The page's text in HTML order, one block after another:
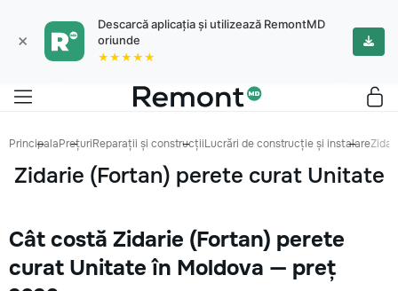
×
Descarcă aplicația și utilizează RemontMD
oriunde
★★★★★
PrincipalaPrețuriReparații și construcțiiLucrări de construcție și instalare
Zidarie (Fortan) perete curat Unitate
Cât costă Zidarie (Fortan) perete
curat Unitate în Moldova — preț